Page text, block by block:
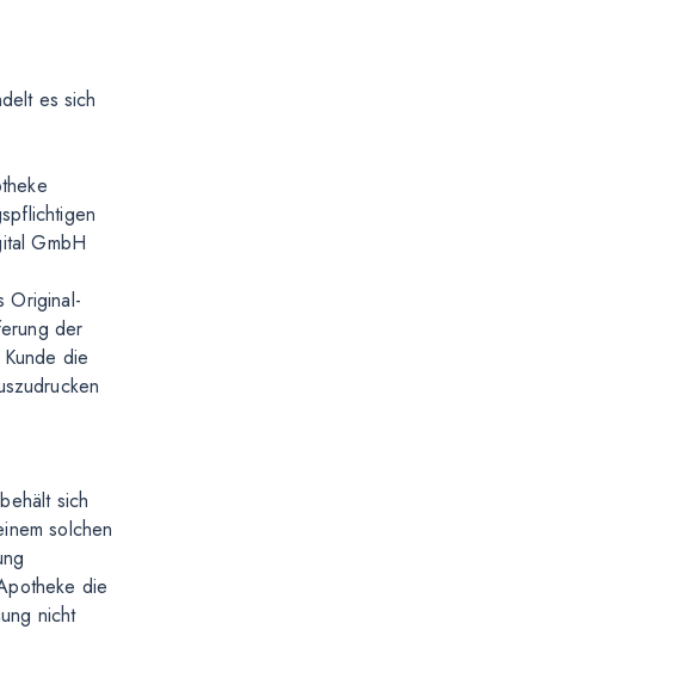
es sich
GmbH
Original-
der
die
sich
solchen
die
nicht